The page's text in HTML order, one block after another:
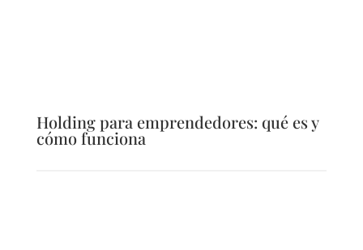
Holding para emprendedores: qué es y
cómo funciona